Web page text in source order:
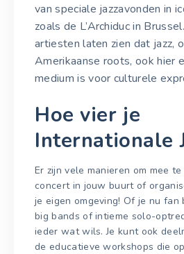
van speciale jazzavonden in
zoals de L’Archiduc in
artiesten laten zien dat jazz,
Amerikaanse roots, ook hier
medium is voor culturele
Hoe vier je
Internationale
Er zijn vele manieren om mee
concert in jouw buurt of
je eigen omgeving! Of je nu fan
big bands of intieme solo-
ieder wat wils. Je kunt ook
de educatieve workshops die